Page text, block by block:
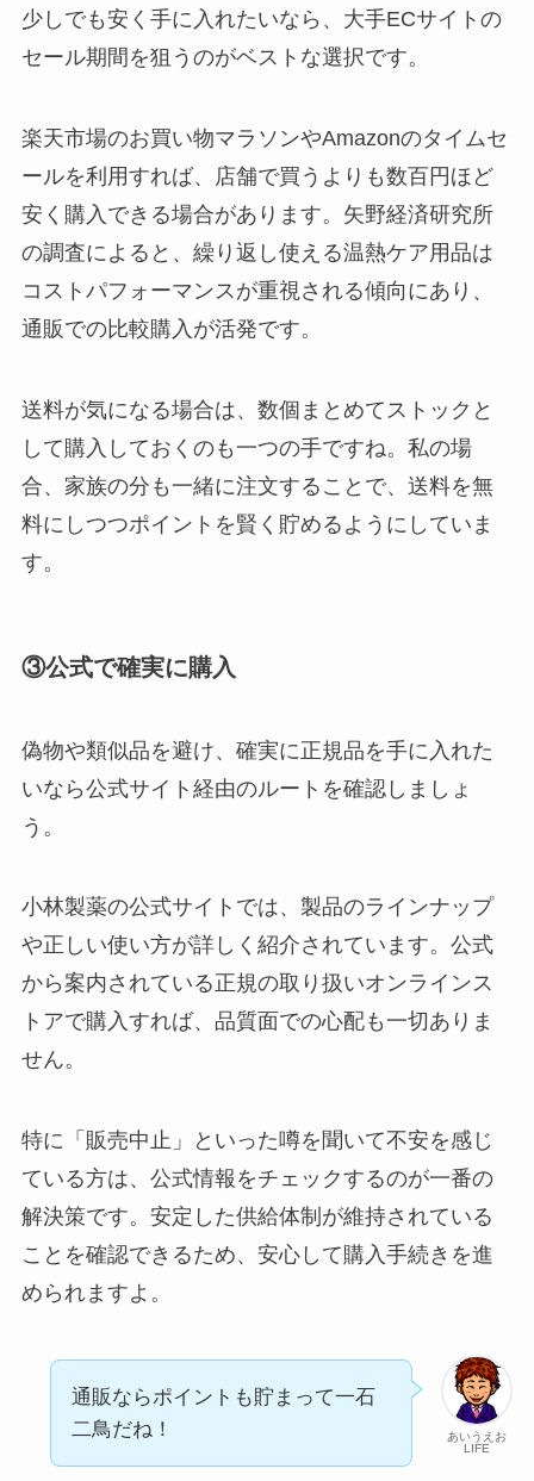
少しでも安く手に入れたいなら、大手ECサイトの
セール期間を狙うのがベストな選択です。
楽天市場のお買い物マラソンやAmazonのタイムセ
ールを利用すれば、店舗で買うよりも数百円ほど
安く購入できる場合があります。矢野経済研究所
の調査によると、繰り返し使える温熱ケア用品は
コストパフォーマンスが重視される傾向にあり、
通販での比較購入が活発です。
送料が気になる場合は、数個まとめてストックと
して購入しておくのも一つの手ですね。私の場
合、家族の分も一緒に注文することで、送料を無
料にしつつポイントを賢く貯めるようにしていま
す。
③公式で確実に購入
偽物や類似品を避け、確実に正規品を手に入れた
いなら公式サイト経由のルートを確認しましょ
う。
小林製薬の公式サイトでは、製品のラインナップ
や正しい使い方が詳しく紹介されています。公式
から案内されている正規の取り扱いオンラインス
トアで購入すれば、品質面での心配も一切ありま
せん。
特に「販売中止」といった噂を聞いて不安を感じ
ている方は、公式情報をチェックするのが一番の
解決策です。安定した供給体制が維持されている
ことを確認できるため、安心して購入手続きを進
められますよ。
あいうえお
LIFE
通販ならポイントも貯まって一石
二鳥だね！